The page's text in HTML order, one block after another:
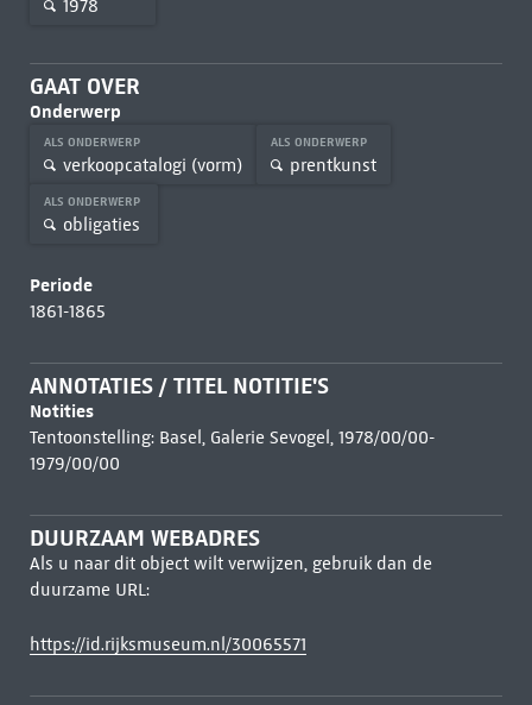
1978
GAAT OVER
Onderwerp
ALS ONDERWERP
verkoopcatalogi (vorm)
ALS ONDERWERP
prentkunst
ALS ONDERWERP
obligaties
Periode
1861-1865
ANNOTATIES / TITEL NOTITIE'S
Notities
Tentoonstelling: Basel, Galerie Sevogel, 1978/00/00-
1979/00/00
DUURZAAM WEBADRES
Als u naar dit object wilt verwijzen, gebruik dan de
duurzame URL:
https://id.rijksmuseum.nl/30065571